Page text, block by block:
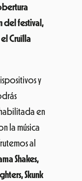
del festival,
Cruïlla
y
en
la música
al
Shakes,
Skunk